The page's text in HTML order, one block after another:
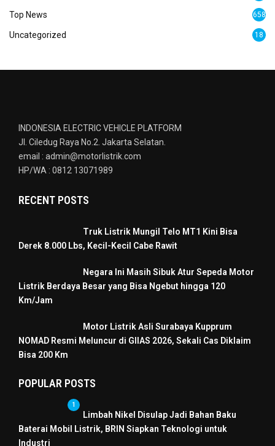
Top News 658
Uncategorized 18
INDONESIA ELECTRIC VEHICLE PLATFORM
Jl. Ciledug Raya No.2. Jakarta Selatan.
email : admin@motorlistrik.com
HP/WA : 0812 13071989
RECENT POSTS
Truk Listrik Mungil Telo MT1 Kini Bisa
Derek 8.000 Lbs, Kecil-Kecil Cabe Rawit
Negara Ini Masih Sibuk Atur Sepeda Motor
Listrik Berdaya Besar yang Bisa Ngebut hingga 120
Km/Jam
Motor Listrik Asli Surabaya Kupprum
NOMAD Resmi Meluncur di GIIAS 2026, Sekali Cas Diklaim
Bisa 200 Km
POPULAR POSTS
1
Limbah Nikel Disulap Jadi Bahan Baku
Baterai Mobil Listrik, BRIN Siapkan Teknologi untuk
Industri